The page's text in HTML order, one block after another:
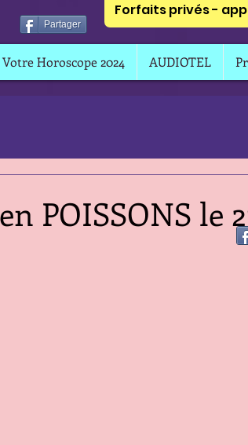
Partager
Forfaits privés -
Votre Horoscope 2024 AUDIOTEL
POISSONS le